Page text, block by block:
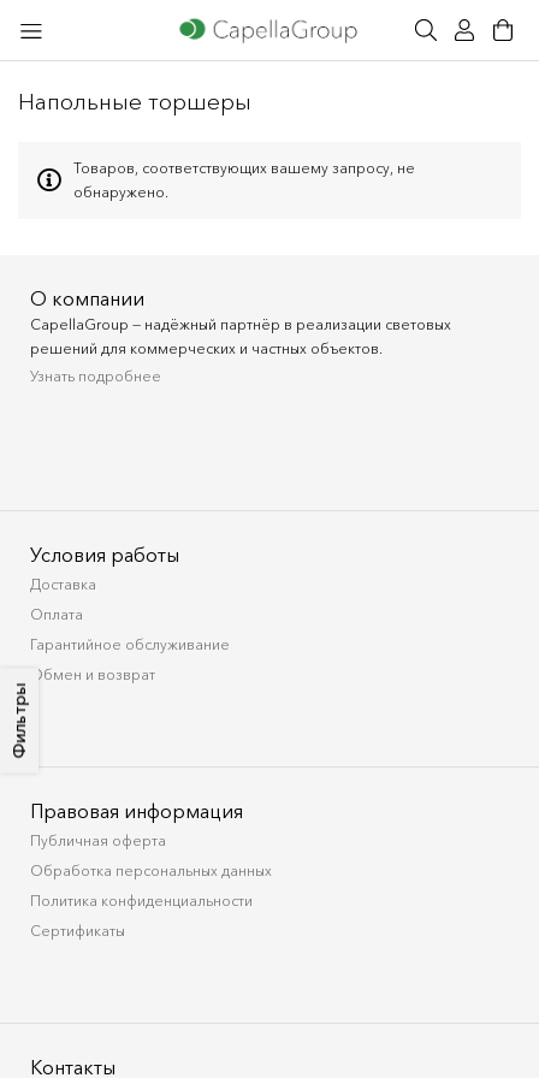
Напольные торшеры
Фильтры
Товаров, соответствующих вашему запросу, не
обнаружено.
О компании
CapellaGroup — надёжный партнёр в реализации световых
решений для коммерческих и частных объектов.
Узнать подробнее
Условия работы
Доставка
Оплата
Гарантийное обслуживание
Обмен и возврат
Правовая информация
Публичная оферта
Обработка персональных данных
Политика конфиденциальности
Сертификаты
Контакты